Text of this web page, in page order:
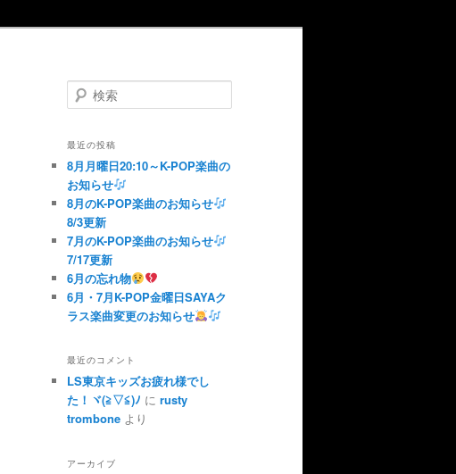
検
索
最近の投稿
8月月曜日20:10～K-POP楽曲の
お知らせ
8月のK-POP楽曲のお知らせ
8/3更新
7月のK-POP楽曲のお知らせ
7/17更新
6月の忘れ物
6月・7月K-POP金曜日SAYAク
ラス楽曲変更のお知らせ
最近のコメント
LS東京キッズお疲れ様でし
た！ヾ(≧▽≦)ﾉ に rusty
trombone より
アーカイブ